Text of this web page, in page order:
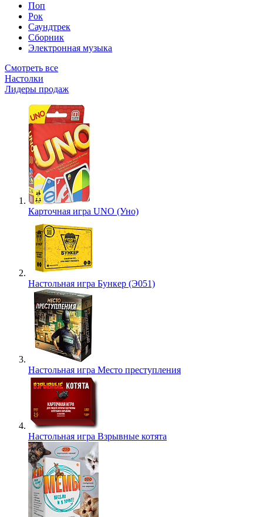
Поп
Рок
Саундтрек
Сборник
Электронная музыка
Смотреть все
Настолки
Лидеры продаж
Карточная игра UNO (Уно)
Настольная игра Бункер (Э051)
Настольная игра Место преступления
Настольная игра Взрывные котята